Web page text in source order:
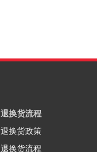
退换货流程
退换货政策
退换货流程